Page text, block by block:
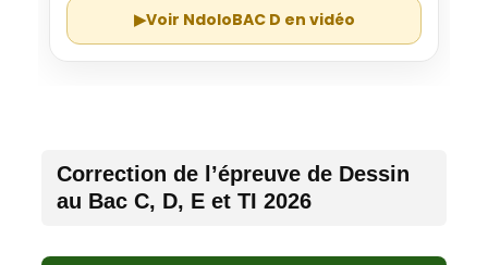
▶Voir NdoloBAC D en vidéo
Correction de l’épreuve de Dessin
au Bac C, D, E et TI 2026